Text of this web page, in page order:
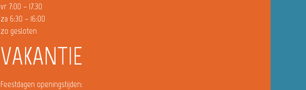
vr 7:00 – 17.30
za 6:30 – 16:00
zo gesloten
VAKANTIE
Feestdagen openingstijden: